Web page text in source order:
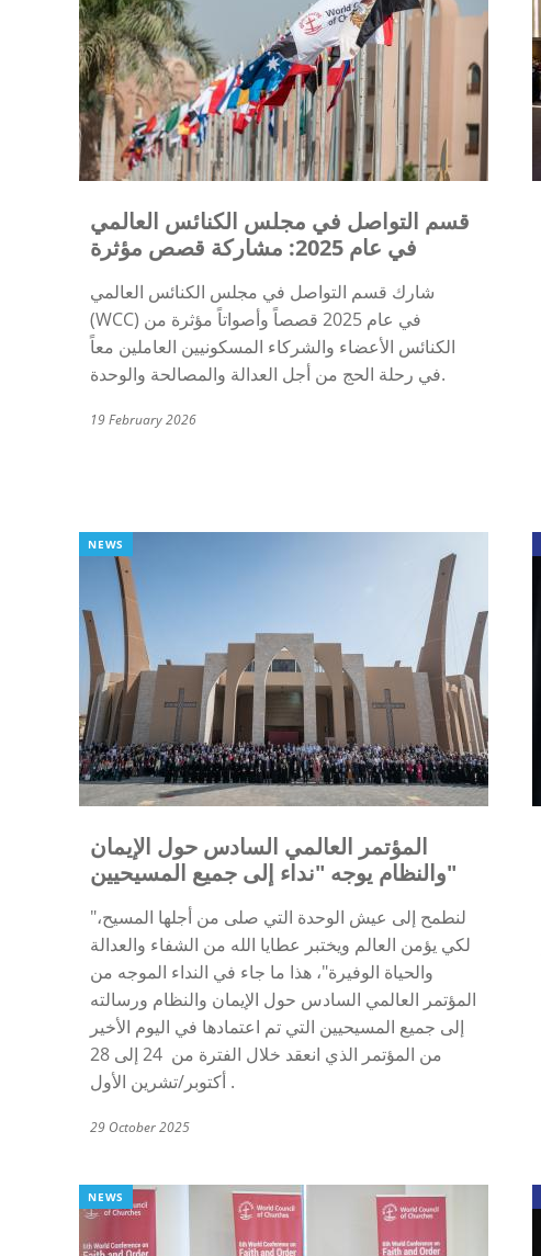
قسم التواصل في مجلس الكنائس العالمي
في عام 2025: مشاركة قصص مؤثرة
شارك قسم التواصل في مجلس الكنائس العالمي
(WCC) في عام 2025 قصصاً وأصواتاً مؤثرة من
الكنائس الأعضاء والشركاء المسكونيين العاملين معاً
في رحلة الحج من أجل العدالة والمصالحة والوحدة.
19 February 2026
NEWS
المؤتمر العالمي السادس حول الإيمان
والنظام يوجه "نداء إلى جميع المسيحيين"
"لنطمح إلى عيش الوحدة التي صلى من أجلها المسيح،
لكي يؤمن العالم ويختبر عطايا الله من الشفاء والعدالة
والحياة الوفيرة"، هذا ما جاء في النداء الموجه من
المؤتمر العالمي السادس حول الإيمان والنظام ورسالته
إلى جميع المسيحيين التي تم اعتمادها في اليوم الأخير
من المؤتمر الذي انعقد خلال الفترة من 24 إلى 28
أكتوبر/تشرين الأول.
29 October 2025
NEWS